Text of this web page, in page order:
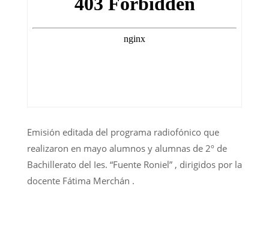
Emisión editada del programa radiofónico que
realizaron en mayo alumnos y alumnas de 2º de
Bachillerato del Ies. “Fuente Roniel” , dirigidos por la
docente Fátima Merchán .